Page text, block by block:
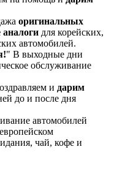
оригинальных
аналоги для корейских,
автомобилей.
" В выходные дни
обслуживание
и дарим
до и после дня
автомобилей
чай, кофе и